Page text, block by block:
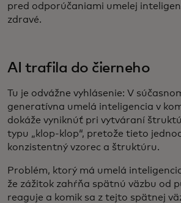
pred odporúčaniami umelej
zdravé.
AI trafila do čierneho
Tu je odvážne vyhlásenie: V
generatívna umelá inteligencia v
dokáže vyniknúť pri vytváraní
typu „klop-klop“, pretože tieto
konzistentný vzorec a štruktúru.
Problém, ktorý má umelá
že zážitok zahŕňa spätnú väzbu od
reaguje a komik sa z tejto spätnej